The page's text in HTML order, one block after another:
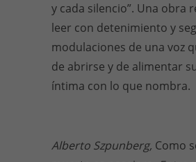
y cada silencio”. Una obra
leer con detenimiento y
modulaciones de una voz
de abrirse y de alimentar
íntima con lo que nombra.
Alberto Szpunberg, Como